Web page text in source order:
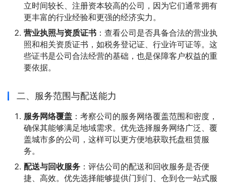
立时间较长、注册资本较高的公司，因为它们通常拥有
更丰富的行业经验和更强的经济实力。
营业执照与资质证书 ：查看公司是否具备合法的营业执
照和相关资质证书，如税务登记证、行业许可证等。这
些证书是公司合法经营的基础，也是保障客户权益的重
要依据。
二、服务范围与配送能力
服务网络覆盖 ：考察公司的服务网络覆盖范围和密度，
确保其能够满足地域需求。优先选择服务网络广泛、覆
盖城市多的公司，这样可以更方便地获取托盘租赁服
务。
配送与回收服务 ：评估公司的配送和回收服务是否便
捷、高效。优先选择能够提供门到门、仓到仓一站式服